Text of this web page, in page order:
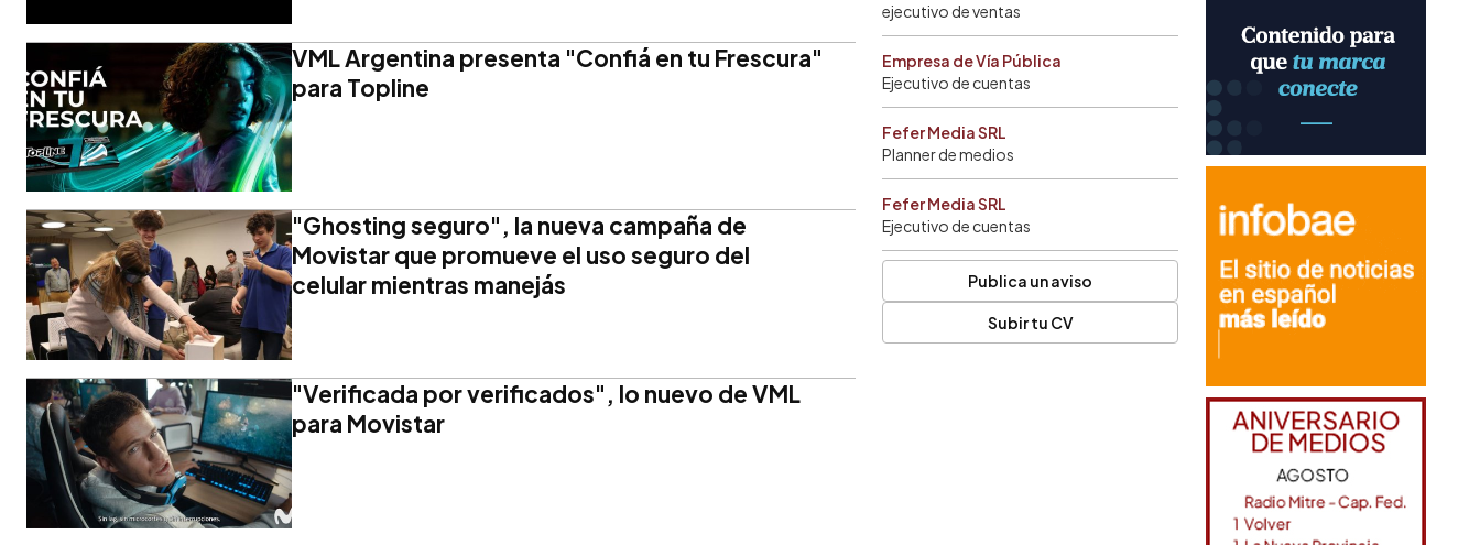
VML Argentina presenta "Confiá en tu Frescura"
para Topline
"Ghosting seguro", la nueva campaña de
Movistar que promueve el uso seguro del
celular mientras manejás
"Verificada por verificados", lo nuevo de VML
para Movistar
ejecutivo de ventas
Empresa de Vía Pública
Ejecutivo de cuentas
Fefer Media SRL
Planner de medios
Fefer Media SRL
Ejecutivo de cuentas
Publica un aviso
Subir tu CV